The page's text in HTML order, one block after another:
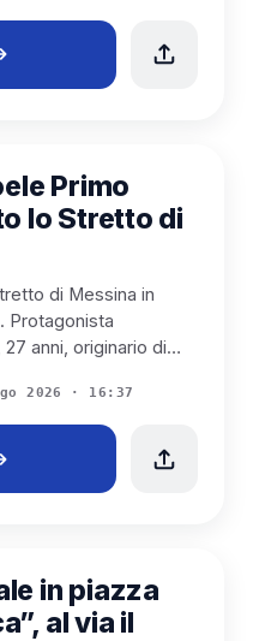
Primo
lo Stretto di
di Messina in
Protagonista
anni, originario di
2026 · 16:37
in piazza
al via il